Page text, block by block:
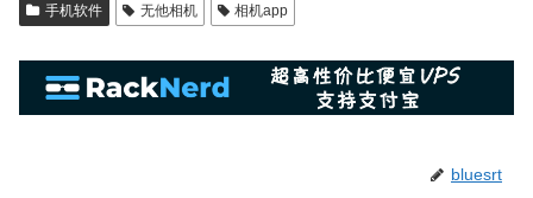
手机软件 无他相机 相机app
bluesrt